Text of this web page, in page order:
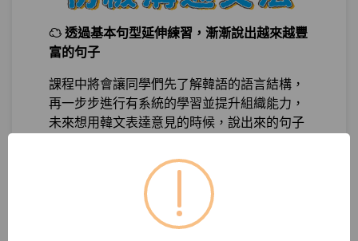
第20章： 拒當短答王：一起把句子變長吧
單元1 什麼時候去韓國比較好呢 21:11
隨堂小考16
如果你不想得罪韓國人，你最好？
☁ 透過基本句型延伸練習，漸漸說出越來越豐
富的句子
課程中將會讓同學們先了解韓語的語言結構，
再一步步進行有系統的學習並提升組織能力，
未來想用韓文表達意見的時候，說出來的句子